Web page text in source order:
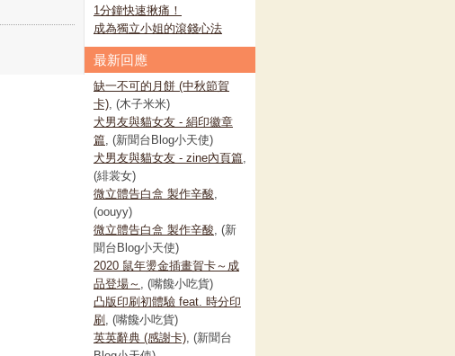
1分鐘快速揪痛！
成為獨立小姐的滾錢心法
最新回應
缺一不可的月餅 (中秋節賀
卡), (木子米米)
犬男友與貓女友 - 絹印徽章
篇, (新聞台Blog小天使)
犬男友與貓女友 - zine內頁篇,
(緋裳女)
微立體告白盒 製作辛酸,
(oouyy)
微立體告白盒 製作辛酸, (新
聞台Blog小天使)
2020 鼠年燙金插畫賀卡～成
品登場～ , (嘴饞小吃貨)
凸版印刷初體驗 feat. 時分印
刷 , (嘴饞小吃貨)
英英辭典 (感謝卡), (新聞台